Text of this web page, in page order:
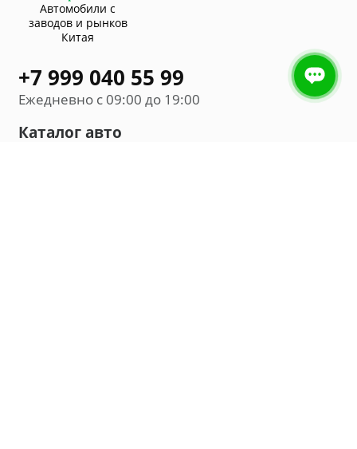
Автомобили с
заводов и рынков
Китая
+7 999 040 55 99
Ежедневно с 09:00 до 19:00
Каталог авто